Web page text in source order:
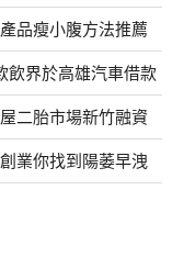
品瘦小腹方法推薦
飲界於高雄汽車借款
二胎市場新竹融資
業你找到陽萎早洩